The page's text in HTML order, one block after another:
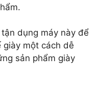
dụng máy này để
giày một cách dễ
sản phẩm giày